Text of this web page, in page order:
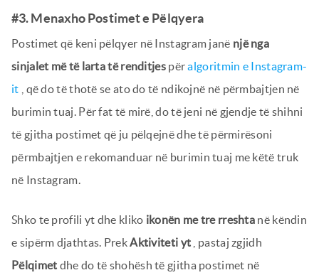
#3. Menaxho Postimet e Pëlqyera
Postimet që keni pëlqyer në Instagram janë një nga
sinjalet më të larta të renditjespëralgoritmin e Instagram-
it , që do të thotë se ato do të ndikojnë në përmbajtjen në
burimin tuaj. Për fat të mirë, do të jeni në gjendje të shihni
të gjitha postimet që ju pëlqejnë dhe të përmirësoni
përmbajtjen e rekomanduar në burimin tuaj me këtë truk
në Instagram.
Shko te profili yt dhe kliko ikonën me tre rreshta në këndin
e sipërm djathtas. PrekAktiviteti yt , pastaj zgjidh
Pëlqimet dhe do të shohësh të gjitha postimet në